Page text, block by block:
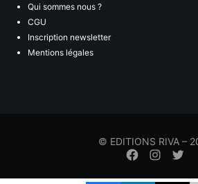
Qui sommes nous ?
CGU
Inscription newsletter
Mentions légales
© EDITIONS RIVA –
Élément
menu